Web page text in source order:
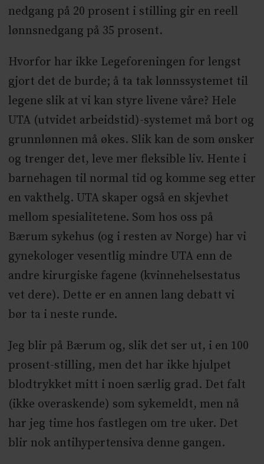
nedgang på 20 prosent i stilling gir en reell
lønnsnedgang på 35 prosent.
Hvorfor har ikke Legeforeningen for lengst
gjort det de burde; å ta tak lønnssystemet til
legene slik at vi kan styre livene våre? Hele
UTA (utvidet arbeidstid)-systemet må bort og
grunnlønnen må økes. Slik kan de som ønsker
og trenger det, leve mer fleksible liv. Hente i
barnehagen til normal tid og komme seg etter
en vakthelg. UTA skaper også en skjevhet
mellom spesialitetene. Som hos oss på
Bærum sykehus (og i resten av Norge) har vi
gynekologer vesentlig mindre UTA enn de
andre kirurgiske fagene (kvinnehelsestatus
vet dere). Dette er en annen lang debatt vi
bør ta i neste runde.
Jeg blir på Bærum og, slik det ser ut, i en 100
prosent-stilling, men det har ikke hjulpet
blodtrykket mitt i noen særlig grad. Det falt
(ikke overaskende) som sykemeldt, men nå
har jeg time hos fastlegen om tre uker. Det
blir nok antihypertensiva denne gangen.